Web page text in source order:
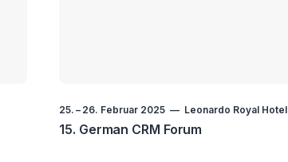
25. – 26. Februar 2025 Leonardo Royal Hotel
15. German CRM Forum